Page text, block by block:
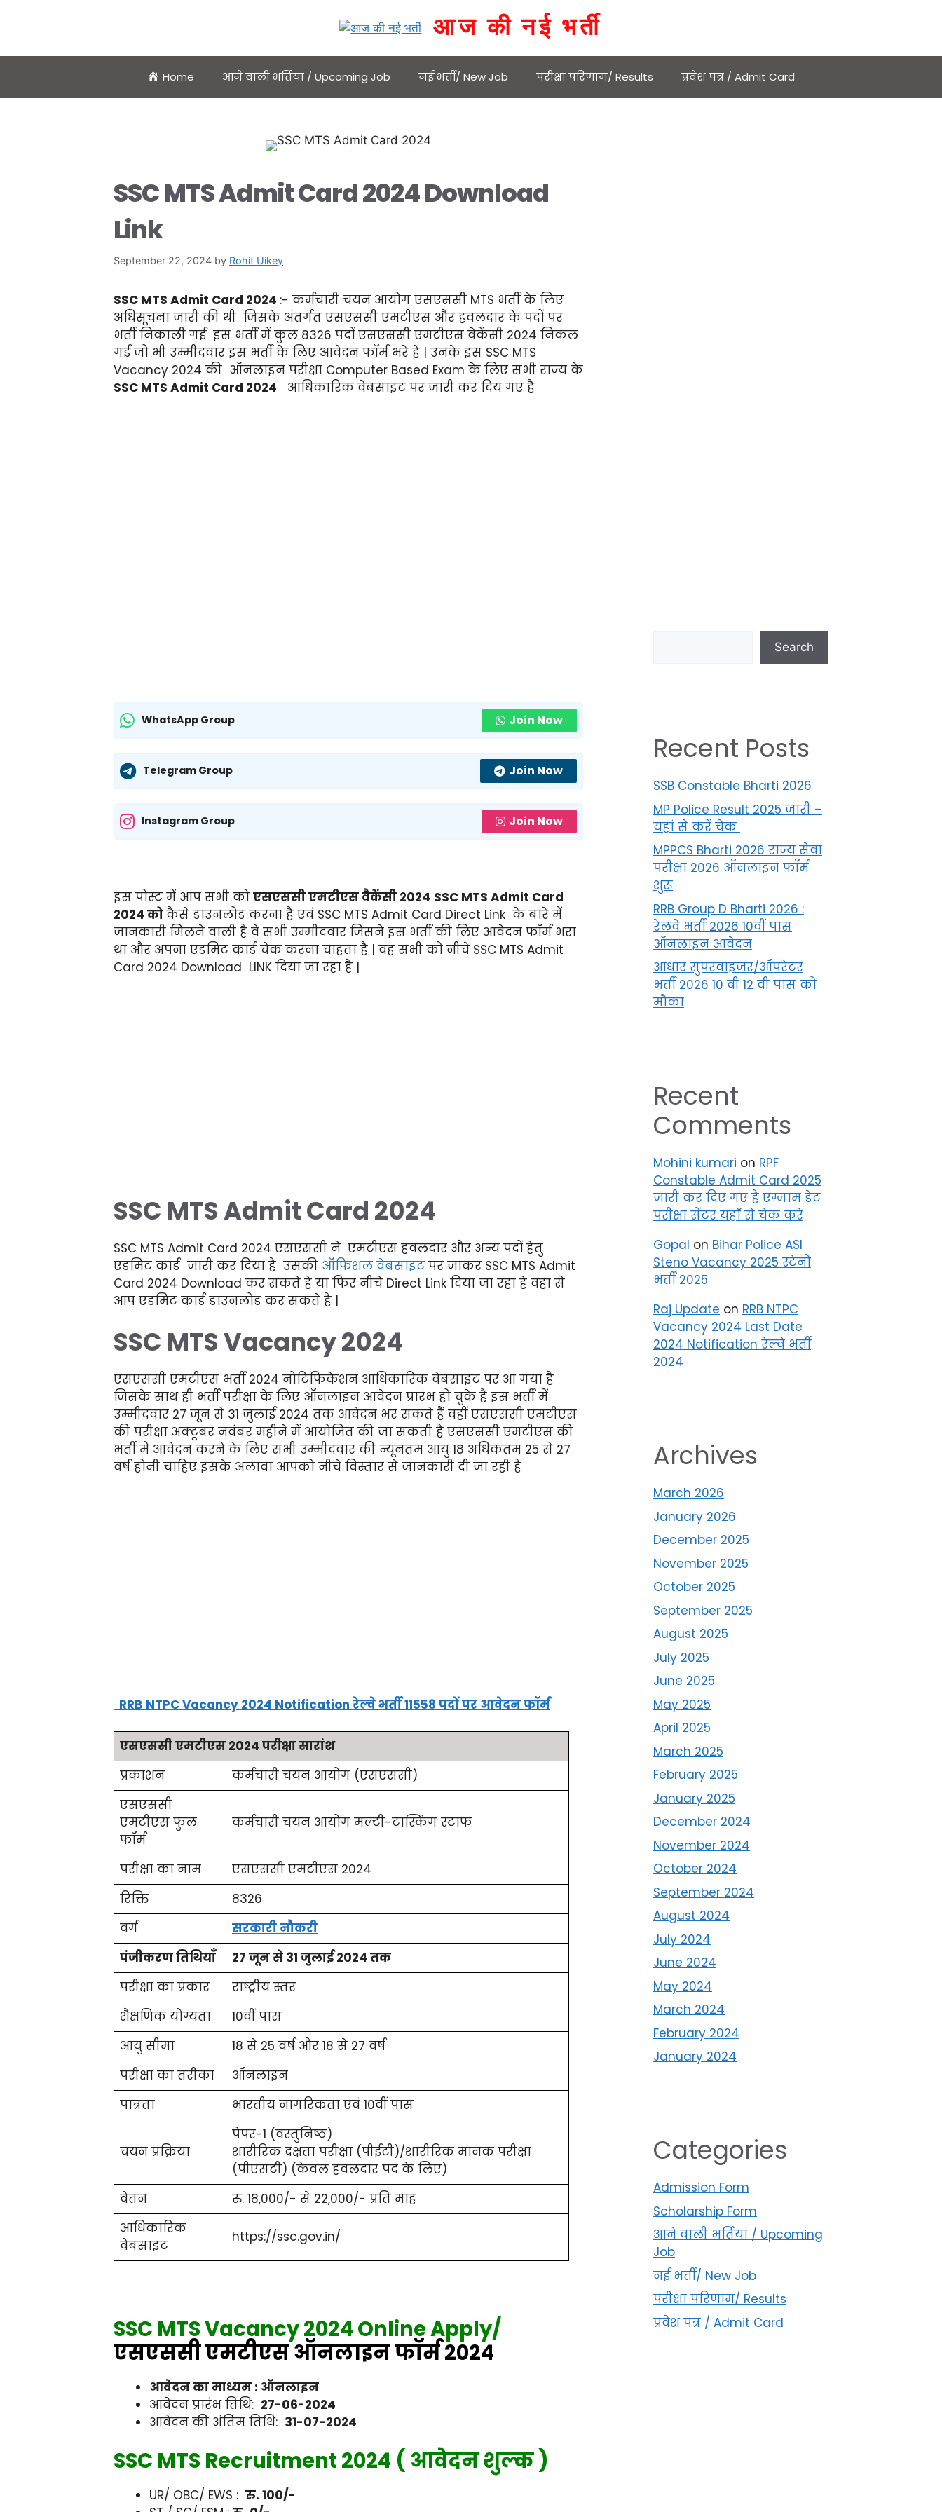
आज की नई भर्ती
Home आने वाली भर्तियां / Upcoming Job नई भर्ती/ New Job परीक्षा परिणाम/ Results प्रवेश पत्र / Admit Card
SSC MTS Admit Card 2024 Download
Link
September 22, 2024 by Rohit Uikey
SSC MTS Admit Card 2024 :- कर्मचारी चयन आयोग एसएससी MTS भर्ती के लिए
अधिसूचना जारी की थी जिसके अंतर्गत एसएससी एमटीएस और हवलदार के पदों पर
भर्ती निकाली गई इस भर्ती में कुल 8326 पदों एसएससी एमटीएस वेकेंसी 2024 निकल
गई जो भी उम्मीदवार इस भर्ती के लिए आवेदन फॉर्म भरे हे | उनके इस SSC MTS
Vacancy 2024 की ऑनलाइन परीक्षा Computer Based Exam के लिए सभी राज्य के
SSC MTS Admit Card 2024 आधिकारिक वेबसाइट पर जारी कर दिय गए है
WhatsApp Group Join Now
Telegram Group Join Now
Instagram Group Join Now
इस पोस्ट में आप सभी को एसएससी एमटीएस वैकेंसी 2024 SSC MTS Admit Card
2024 कोकैसे डाउनलोड करना है एवं SSC MTS Admit Card Direct Link के बारे में
जानकारी मिलने वाली है वे सभी उम्मीदवार जिसने इस भर्ती की लिए आवेदन फॉर्म भरा
था और अपना एडमिट कार्ड चेक करना चाहता है | वह सभी को नीचे SSC MTS Admit
Card 2024 Download LINK दिया जा रहा है |
SSC MTS Admit Card 2024
SSC MTS Admit Card 2024 एसएससी ने एमटीएस हवलदार और अन्य पदों हेतु
एडमिट कार्ड जारी कर दिया है उसकी ऑफिशल वेबसाइट पर जाकर SSC MTS Admit
Card 2024 Download कर सकते हे या फिर नीचे Direct Link दिया जा रहा हे वहा से
आप एडमिट कार्ड डाउनलोड कर सकते है |
SSC MTS Vacancy 2024
एसएससी एमटीएस भर्ती 2024 नोटिफिकेशन आधिकारिक वेबसाइट पर आ गया है
जिसके साथ ही भर्ती परीक्षा के लिए ऑनलाइन आवेदन प्रारंभ हो चुके हैं इस भर्ती में
उम्मीदवार 27 जून से 31 जुलाई 2024 तक आवेदन भर सकते हैं वहीं एसएससी एमटीएस
की परीक्षा अक्टूबर नवंबर महीने में आयोजित की जा सकती है एसएससी एमटीएस की
भर्ती में आवेदन करने के लिए सभी उम्मीदवार की न्यूनतम आयु 18 अधिकतम 25 से 27
वर्ष होनी चाहिए इसके अलावा आपको नीचे विस्तार से जानकारी दी जा रही है
RRB NTPC Vacancy 2024 Notification रेल्वे भर्ती 11558 पदों पर आवेदन फॉर्म
एसएससी एमटीएस 2024 परीक्षा सारांश
प्रकाशन
कर्मचारी चयन आयोग (एसएससी)
एसएससी
एमटीएस फुल
फॉर्म
कर्मचारी चयन आयोग मल्टी-टास्किंग स्टाफ
परीक्षा का नाम
एसएससी एमटीएस 2024
रिक्ति
8326
वर्ग
सरकारी नौकरी
पंजीकरण तिथियाँ
27 जून से 31 जुलाई 2024 तक
परीक्षा का प्रकार
राष्ट्रीय स्तर
शैक्षणिक योग्यता
10वीं पास
आयु सीमा
18 से 25 वर्ष और 18 से 27 वर्ष
परीक्षा का तरीका
ऑनलाइन
पात्रता
भारतीय नागरिकता एवं 10वीं पास
चयन प्रक्रिया
पेपर-1 (वस्तुनिष्ठ)
शारीरिक दक्षता परीक्षा (पीईटी)/शारीरिक मानक परीक्षा
(पीएसटी) (केवल हवलदार पद के लिए)
वेतन
रु. 18,000/- से 22,000/- प्रति माह
आधिकारिक
वेबसाइट
https://ssc.gov.in/
SSC MTS Vacancy 2024 Online Apply/
एसएससी एमटीएस ऑनलाइन फॉर्म 2024
आवेदन का माध्यम : ऑनलाइन
आवेदन प्रारंभ तिथि: 27-06-2024
आवेदन की अंतिम तिथि: 31-07-2024
SSC MTS Recruitment 2024 ( आवेदन शुल्क )
UR/ OBC/ EWS : रु. 100/-
Search
Recent Posts
SSB Constable Bharti 2026
MP Police Result 2025 जारी –
यहां से करें चेक
MPPCS Bharti 2026 राज्य सेवा
परीक्षा 2026 ऑनलाइन फॉर्म
शुरू
RRB Group D Bharti 2026 :
रेलवे भर्ती 2026 10वीं पास
ऑनलाइन आवेदन
आधार सुपरवाइजर/ऑपरेटर
भर्ती 2026 10 वी 12 वी पास को
मौका
Recent
Comments
Mohini kumari on RPF
Constable Admit Card 2025
जारी कर दिए गए है एग्जाम डेट
परीक्षा सेंटर यहाँ से चेक करे
Gopal on Bihar Police ASI
Steno Vacancy 2025 स्टेनो
भर्ती 2025
Raj Update on RRB NTPC
Vacancy 2024 Last Date
2024 Notification रेल्वे भर्ती
2024
Archives
March 2026
January 2026
December 2025
November 2025
October 2025
September 2025
August 2025
July 2025
June 2025
May 2025
April 2025
March 2025
February 2025
January 2025
December 2024
November 2024
October 2024
September 2024
August 2024
July 2024
June 2024
May 2024
March 2024
February 2024
January 2024
Categories
Admission Form
Scholarship Form
आने वाली भर्तियां / Upcoming
Job
नई भर्ती/ New Job
परीक्षा परिणाम/ Results
प्रवेश पत्र / Admit Card